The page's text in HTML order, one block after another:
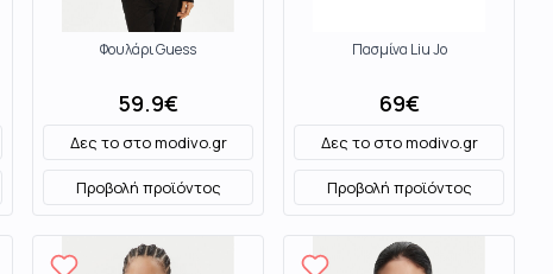
Φουλάρι Guess
59.9€
Δες το στοmodivo.gr
Προβολή προϊόντος
Πασμίνα Liu Jo
69€
Δες το στοmodivo.gr
Προβολή προϊόντος